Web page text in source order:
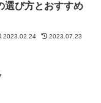
選び方とおすすめ
2023.02.24 2023.07.23